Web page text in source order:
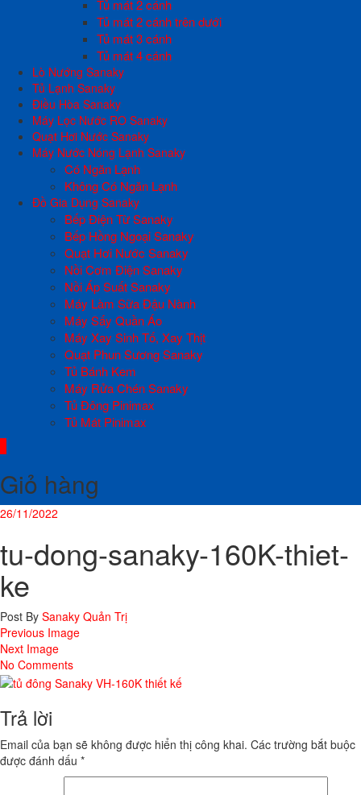
Tủ mát 2 cánh
Tủ mát 2 cánh trên dưới
Tủ mát 3 cánh
Tủ mát 4 cánh
Lò Nướng Sanaky
Tủ Lạnh Sanaky
Điều Hòa Sanaky
Máy Lọc Nước RO Sanaky
Quạt Hơi Nước Sanaky
Máy Nước Nóng Lạnh Sanaky
Có Ngăn Lạnh
Không Có Ngăn Lạnh
Đồ Gia Dụng Sanaky
Bếp Điện Từ Sanaky
Bếp Hồng Ngoại Sanaky
Quạt Hơi Nước Sanaky
Nồi Cơm Điện Sanaky
Nồi Áp Suất Sanaky
Máy Làm Sữa Đậu Nành
Máy Sấy Quần Áo
Máy Xay Sinh Tố, Xay Thịt
Quạt Phun Sương Sanaky
Tủ Bánh Kem
Máy Rửa Chén Sanaky
Tủ Đông Pinimax
Tủ Mát Pinimax
Giỏ hàng
26/11/2022
tu-dong-sanaky-160K-thiet-
ke
Post By Sanaky Quản Trị
Previous Image
Next Image
No Comments
Trả lời
Email của bạn sẽ không được hiển thị công khai. Các trường bắt buộc
được đánh dấu *